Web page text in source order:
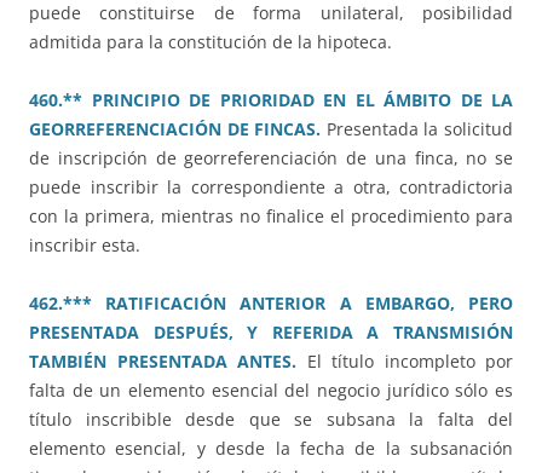
puede constituirse de forma unilateral, posibilidad
admitida para la constitución de la hipoteca.
460.** PRINCIPIO DE PRIORIDAD EN EL ÁMBITO DE LA
GEORREFERENCIACIÓN DE FINCAS. Presentada la solicitud
de inscripción de georreferenciación de una finca, no se
puede inscribir la correspondiente a otra, contradictoria
con la primera, mientras no finalice el procedimiento para
inscribir esta.
462.*** RATIFICACIÓN ANTERIOR A EMBARGO, PERO
PRESENTADA DESPUÉS, Y REFERIDA A TRANSMISIÓN
TAMBIÉN PRESENTADA ANTES. El título incompleto por
falta de un elemento esencial del negocio jurídico sólo es
título inscribible desde que se subsana la falta del
elemento esencial, y desde la fecha de la subsanación